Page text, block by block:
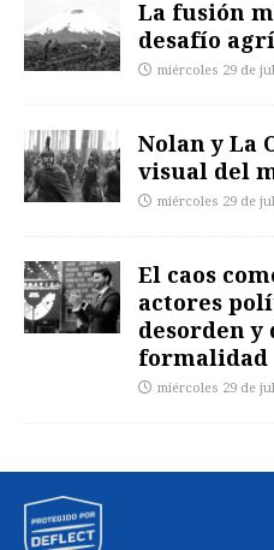
La fusión
desafío
miércoles 29 de
Nolan y La
visual del
miércoles 29 de
El caos
actores
desorden
formalidad
miércoles 29 de